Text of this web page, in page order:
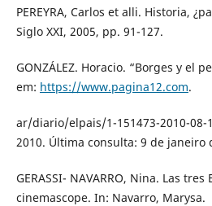
PEREYRA, Carlos et alli. Historia,
Siglo XXI, 2005, pp. 91-127.
GONZÁLEZ. Horacio. “Borges y el
em: https://www.pagina12.com.
ar/diario/elpais/1-151473-2010-08-
2010. Última consulta: 9 de janeiro
GERASSI- NAVARRO, Nina. Las
cinemascope. In: Navarro, Marysa.